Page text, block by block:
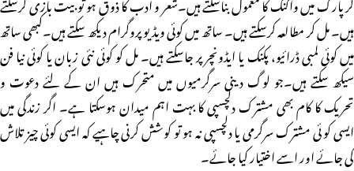
ہیں۔ مل کر مطالعہ کرسکتے ہیں۔ ساتھ میں کوئی ویڈیو پروگرام دیکھ سکتے ہیں۔کبھی ساتھ
میں کوئی لمبی ڈرائیو، پکنک یا ایڈونچر پر جاسکتے ہیں۔ مل کو کوئی نئی زبان یا کوئی نیا فن
سیکھ سکتے ہیں۔جو لوگ دینی سرگرمیوں میں متحرک ہیں ان کے لئے دعوت و
تحریک کا کام بھی مشترک دلچسپی کا بہت اہم میدان ہوسکتا ہے۔ اگر زندگی میں
ایسی کو ئی مشترک سرگرمی یا دلچسپی نہ ہو تو کوشش کرنی چاہیے کہ ایسی کوئی چیز تلاش
کی جائے اور اسے اختیار کیا جائے۔